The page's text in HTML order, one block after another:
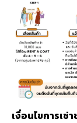
เงื่อนไขการเช่